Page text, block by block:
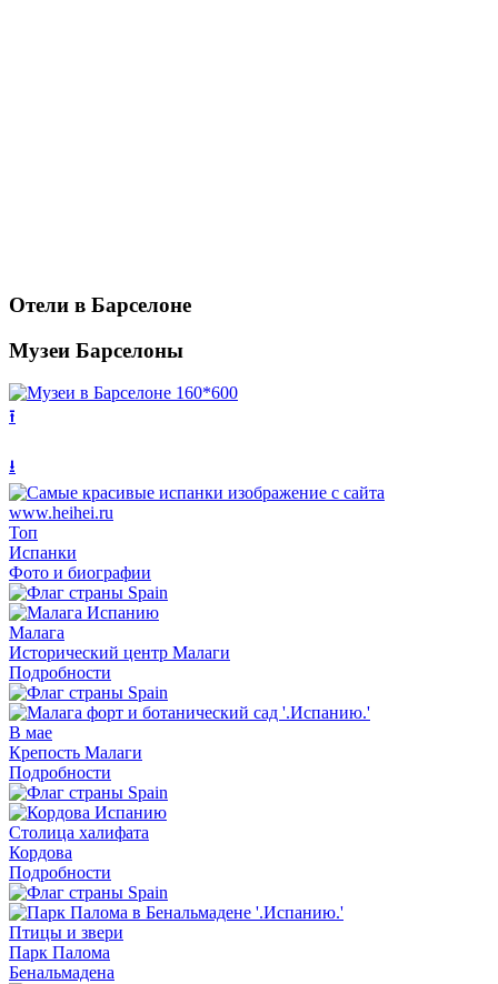
Отели в Барселоне
Музеи Барселоны
⭱
⭳
Топ
Испанки
Фото и биографии
Малага
Исторический центр Малаги
Подробности
В мае
Крепость Малаги
Подробности
Столица халифата
Кордова
Подробности
Птицы и звери
Парк Палома
Бенальмадена